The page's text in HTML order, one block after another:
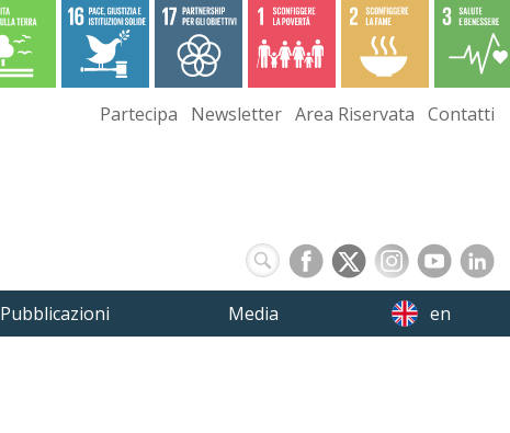
Partecipa Newsletter Area Riservata Contatti
Pubblicazioni Media en